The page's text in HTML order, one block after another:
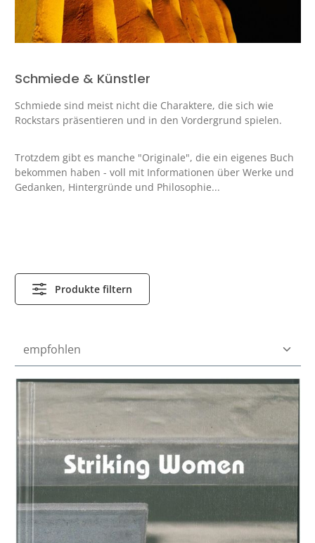
Schmiede & Künstler
Schmiede sind meist nicht die Charaktere, die sich wie
Rockstars präsentieren und in den Vordergrund spielen.
Trotzdem gibt es manche "Originale", die ein eigenes Buch
bekommen haben - voll mit Informationen über Werke und
Gedanken, Hintergründe und Philosophie...
Produkte filtern